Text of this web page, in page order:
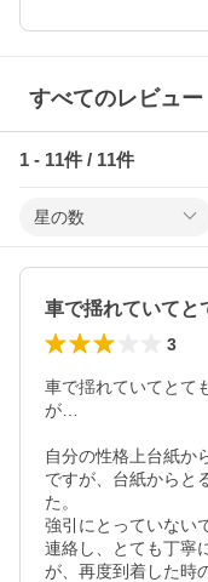
すべてのレビュー
1 - 11件 / 11件
星の数
3
車で揺れていてとて
が…
自分の性格上台紙か
ですが、台紙からと
た。
強引にとっていない
連絡し、とても丁寧
が、再度到着した時